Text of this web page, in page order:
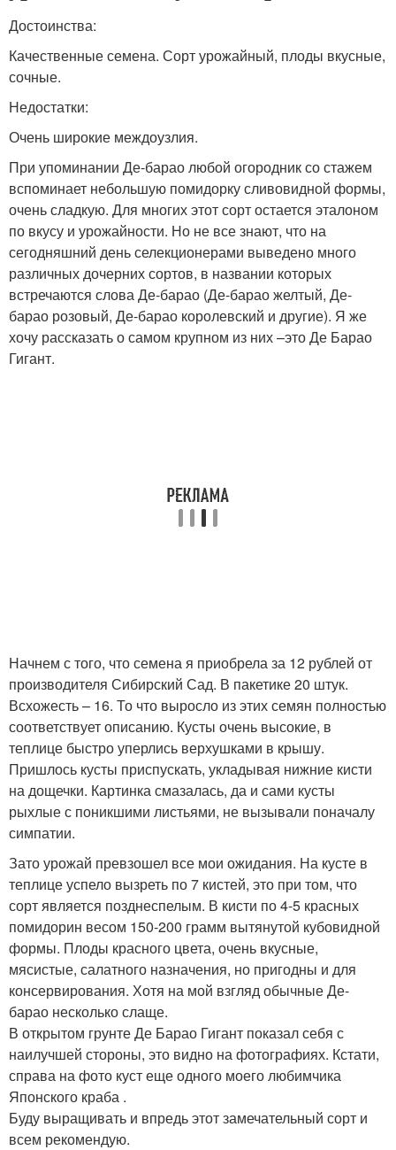
Достоинства:
Качественные семена. Сорт урожайный, плоды вкусные,
сочные.
Недостатки:
Очень широкие междоузлия.
При упоминании Де-барао любой огородник со стажем
вспоминает небольшую помидорку сливовидной формы,
очень сладкую. Для многих этот сорт остается эталоном
по вкусу и урожайности. Но не все знают, что на
сегодняшний день селекционерами выведено много
различных дочерних сортов, в названии которых
встречаются слова Де-барао (Де-барао желтый, Де-
барао розовый, Де-барао королевский и другие). Я же
хочу рассказать о самом крупном из них –это Де Барао
Гигант.
Начнем с того, что семена я приобрела за 12 рублей от
производителя Сибирский Сад. В пакетике 20 штук.
Всхожесть – 16. То что выросло из этих семян полностью
соответствует описанию. Кусты очень высокие, в
теплице быстро уперлись верхушками в крышу.
Пришлось кусты приспускать, укладывая нижние кисти
на дощечки. Картинка смазалась, да и сами кусты
рыхлые с поникшими листьями, не вызывали поначалу
симпатии.
Зато урожай превзошел все мои ожидания. На кусте в
теплице успело вызреть по 7 кистей, это при том, что
сорт является позднеспелым. В кисти по 4-5 красных
помидорин весом 150-200 грамм вытянутой кубовидной
формы. Плоды красного цвета, очень вкусные,
мясистые, салатного назначения, но пригодны и для
консервирования. Хотя на мой взгляд обычные Де-
барао несколько слаще.
В открытом грунте Де Барао Гигант показал себя с
наилучшей стороны, это видно на фотографиях. Кстати,
справа на фото куст еще одного моего любимчика
Японского краба .
Буду выращивать и впредь этот замечательный сорт и
всем рекомендую.